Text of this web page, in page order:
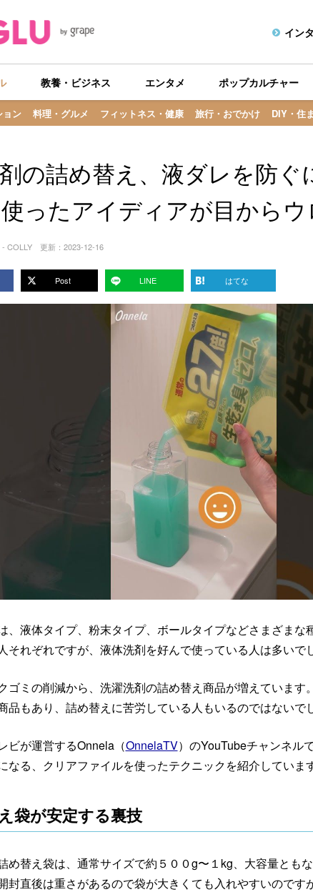
イン
ョン 料理・グルメ フィットネス・健康 旅行・おでかけ DIY・住
教養・ビジネス エンタメ ポップカルチャー
の詰め替え、液ダレを防
ったアイディアが目からウ
- COLLY 更新： 2023-12-16
Post LINE はてな
、液体タイプ、粉末タイプ、ボールタイプなどさまざまな
それぞれですが、液体洗剤を好んで使っている人は多いで
ゴミの削減から、洗濯洗剤の詰め替え商品が増えています
品もあり、詰め替えに苦労している人もいるのではないで
ビが運営するOnnela（OnnelaTV）のYouTubeチャンネル
なる、クリアファイルを使ったテクニックを紹介しています
袋が安定する裏技
め替え袋は、通常サイズで約５００g〜１kg、大容量とも
封直後は重さがあるので袋が大きくても入れやすいのです